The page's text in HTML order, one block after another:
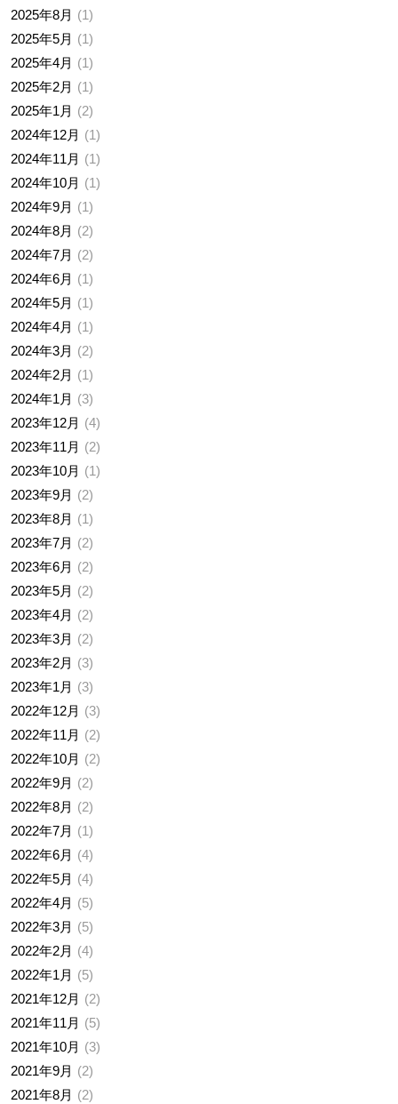
2025年8月
1
2025年5月
1
2025年4月
1
2025年2月
1
2025年1月
2
2024年12月
1
2024年11月
1
2024年10月
1
2024年9月
1
2024年8月
2
2024年7月
2
2024年6月
1
2024年5月
1
2024年4月
1
2024年3月
2
2024年2月
1
2024年1月
3
2023年12月
4
2023年11月
2
2023年10月
1
2023年9月
2
2023年8月
1
2023年7月
2
2023年6月
2
2023年5月
2
2023年4月
2
2023年3月
2
2023年2月
3
2023年1月
3
2022年12月
3
2022年11月
2
2022年10月
2
2022年9月
2
2022年8月
2
2022年7月
1
2022年6月
4
2022年5月
4
2022年4月
5
2022年3月
5
2022年2月
4
2022年1月
5
2021年12月
2
2021年11月
5
2021年10月
3
2021年9月
2
2021年8月
2